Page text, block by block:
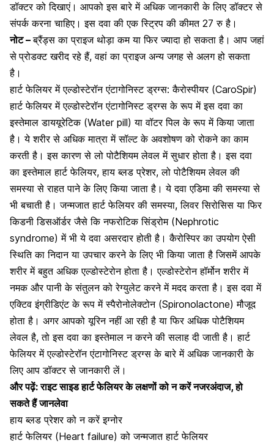
डॉक्टर को दिखाएं। आपको इस बारे में अधिक जानकारी के लिए डॉक्टर से
संपर्क करना चाहिए। इस दवा की एक स्ट्रिप की कीमत 27 रु है।
नोट –ब्रैंड्स का प्राइज थोड़ा कम या फिर ज्यादा हो सकता है। आप जहां
से प्रोडक्ट खरीद रहे हैं, वहां का प्राइज अन्य जगह से अलग हो सकता
है।
हार्ट फेलियर में एल्डोस्टेरॉन एंटागोनिस्ट ड्रग्स: कैरोस्पीयर (CaroSpir)
हार्ट फेलियर में एल्डोस्टेरॉन एंटागोनिस्ट ड्रग्स के रूप में इस दवा का
इस्तेमाल डाययूरेटिक (Water pill) या वॉटर पिल के रूप में किया जाता
है। ये शरीर से अधिक मात्रा में सॉल्ट के अवशोषण को रोकने का काम
करती है। इस कारण से लो पोटैशियम लेवल में सुधार होता है। इस दवा
का इस्तेमाल हार्ट फेलियर,हाय ब्लड प्रेशर, लो पोटैशियम लेवल की
समस्या से राहत पाने के लिए किया जाता है। ये दवा एडिमा की समस्या से
भी बचाती है। जन्मजात हार्ट फेलियर की समस्या, लिवर सिरोसिस या फिर
किडनी डिसऑर्डर जैसे कि नफरोटिक सिंड्रोम (Nephrotic
syndrome) में भी ये दवा असरदार होती है। कैरोस्पिर का उपयोग ऐसी
स्थिति का निदान या उपचार करने के लिए भी किया जाता है जिसमें आपके
शरीर में बहुत अधिक एल्डोस्टेरोन होता है। एल्डोस्टेरोन हॉर्मोन शरीर में
नमक और पानी के संतुलन को रेग्युलेट करने में मदद करता है। इस दवा में
एक्टिव इंग्रीडिएंट के रूप में स्पैरोनोलेक्टोन (Spironolactone) मौजूद
होता है। अगर आपकोयूरिन नहीं आ रही है या फिर अधिक पोटैशियम
लेवल है, तो इस दवा का इस्तेमाल न करने की सलाह दी जाती है। हार्ट
फेलियर में एल्डोस्टेरॉन एंटागोनिस्ट ड्रग्स के बारे में अधिक जानकारी के
लिए आप डॉक्टर से जानकारी लें।
और पढ़ें:राइट साइड हार्ट फेलियर के लक्षणों को न करें नजरअंदाज, हो
सकते हैं जानलेवा
हाय ब्लड प्रेशर को न करें इग्नोर
हार्ट फेलियर (Heart failure) को जन्मजात हार्ट फेलियर